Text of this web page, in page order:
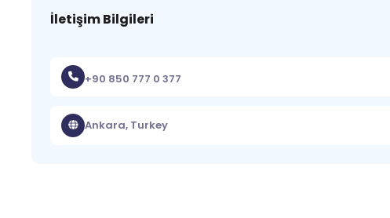
İletişim Bilgileri
+90 850 777 0 377
Ankara, Turkey